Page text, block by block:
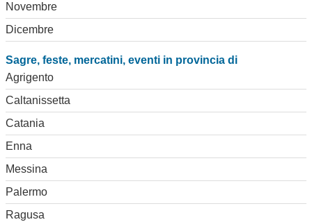
Novembre
Dicembre
Sagre, feste, mercatini, eventi in provincia di
Agrigento
Caltanissetta
Catania
Enna
Messina
Palermo
Ragusa